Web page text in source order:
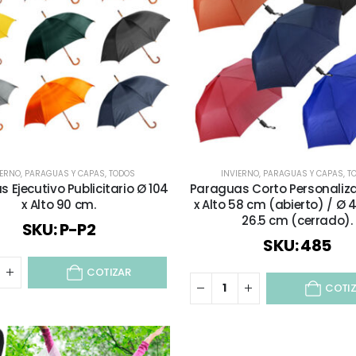
, PARAGUAS Y CAPAS, TODOS
Ejecutivo Publicitario Ø 104
x Alto 90 cm.
SKU: P-P2
COTIZAR
INVIERNO, PARAGUAS Y CAPAS,
Paraguas Corto
x Alto 58 cm (abierto) / Ø
26.5 cm (cerrado).
SKU: 485